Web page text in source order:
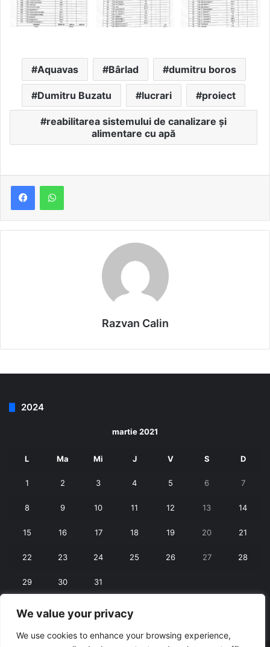
We value your privacy
We use cookies to enhance your browsing experience,
Aquavas Bârlad dumitru boros
Dumitru Buzatu lucrari proiect
reabilitarea sistemului de canalizare și
alimentare cu apă
Razvan Calin
2024
martie 2021
L Ma Mi J V S D
1 2 3 4 5 6 7
8 9 10 11 12 13 14
15 16 17 18 19 20 21
22 23 24 25 26 27 28
29 30 31
« feb. apr. »